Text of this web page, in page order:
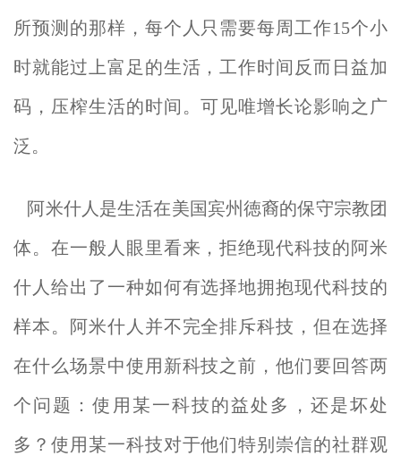
所预测的那样，每个人只需要每周工作15个小
时就能过上富足的生活，工作时间反而日益加
码，压榨生活的时间。可见唯增长论影响之广
泛。
阿米什人是生活在美国宾州徳裔的保守宗教团
体。在一般人眼里看来，拒绝现代科技的阿米
什人给出了一种如何有选择地拥抱现代科技的
样本。阿米什人并不完全排斥科技，但在选择
在什么场景中使用新科技之前，他们要回答两
个问题：使用某一科技的益处多，还是坏处
多？使用某一科技对于他们特别崇信的社群观